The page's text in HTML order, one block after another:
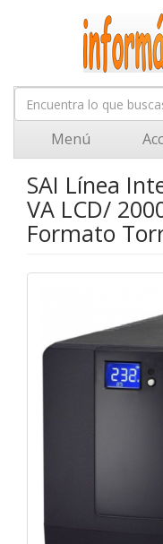
Menú
SAI Línea
VA LCD/
Formato